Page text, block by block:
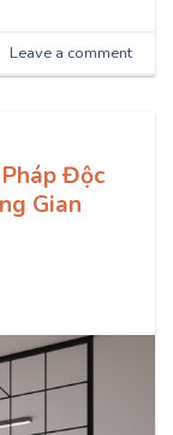
Leave a comment
Độc
Gian